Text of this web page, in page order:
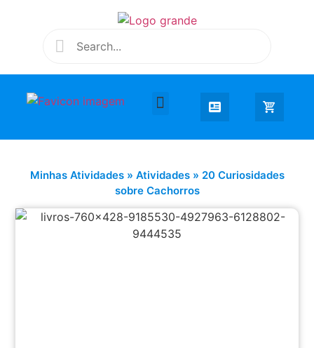
Minhas Atividades» Atividades» 20 Curiosidades
sobre Cachorros